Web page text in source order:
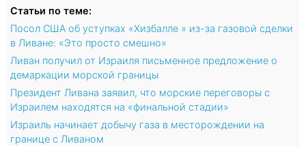
Статьи по теме:
Посол США об уступках «Хизбалле » из-за газовой сделки
в Ливане: «Это просто смешно»
Ливан получил от Израиля письменное предложение о
демаркации морской границы
Президент Ливана заявил, что морские переговоры с
Израилем находятся на «финальной стадии»
Израиль начинает добычу газа в месторождении на
границе с Ливаном